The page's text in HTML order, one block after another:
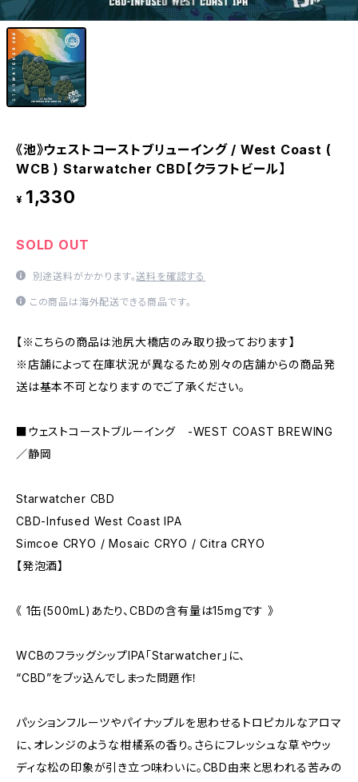
《池》ウェストコーストブリューイング / West Coast (
WCB ) Starwatcher CBD【クラフトビール】
¥ 1,330
SOLD OUT
別途送料がかかります。送料を確認する
この商品は海外配送できる商品です。
【※こちらの商品は池尻大橋店のみ取り扱っております】
※店舗によって在庫状況が異なるため別々の店舗からの商品発
送は基本不可となりますのでご了承ください。
■ウェストコーストブルーイング -WEST COAST BREWING
／静岡
Starwatcher CBD
CBD-Infused West Coast IPA
Simcoe CRYO / Mosaic CRYO / Citra CRYO
【発泡酒】
《 1缶(500mL)あたり、CBDの含有量は15mgです 》
WCBのフラッグシップIPA「Starwatcher」に、
“CBD”をブッ込んでしまった問題作！
パッションフルーツやパイナップルを思わせるトロピカルなアロマ
に、オレンジのような柑橘系の香り。さらにフレッシュな草やウッ
ディな松の印象が引き立つ味わいに。CBD由来と思われる苦みの